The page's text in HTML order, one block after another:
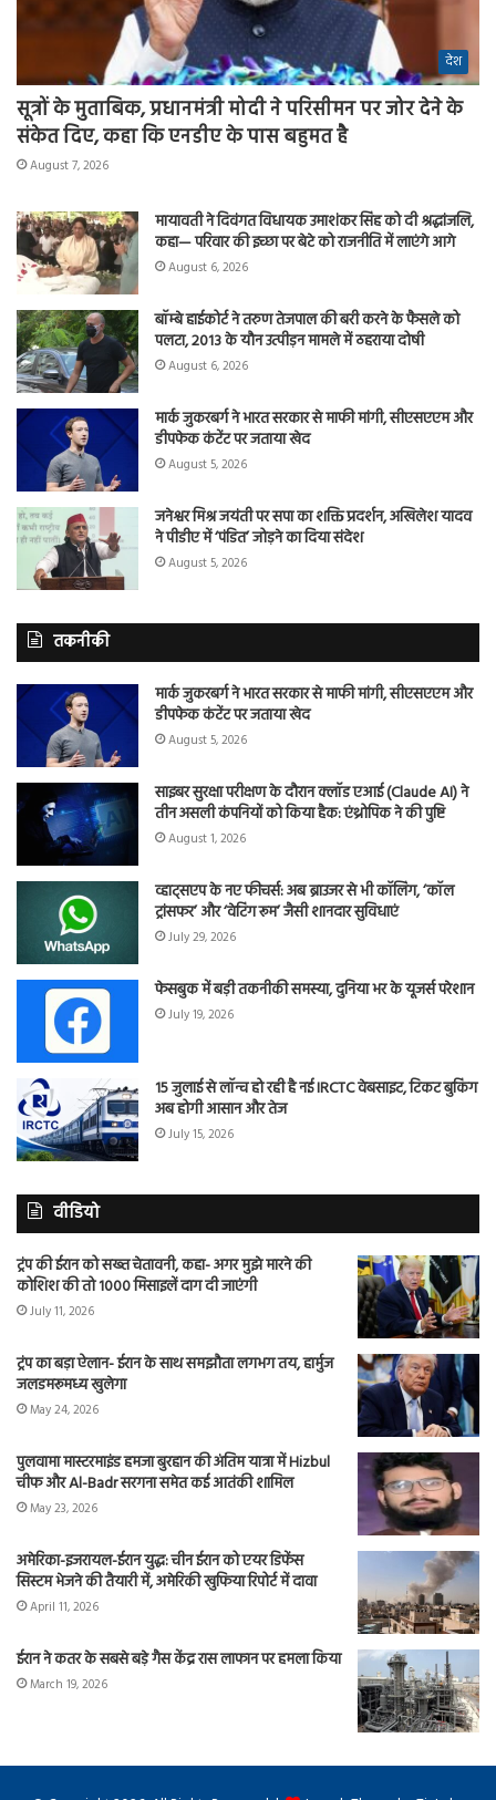
देश
सूत्रों के मुताबिक, प्रधानमंत्री मोदी ने परिसीमन पर जोर देने के
संकेत दिए, कहा कि एनडीए के पास बहुमत है
August 7, 2026
मायावती ने दिवंगत विधायक उमाशंकर सिंह को दी श्रद्धांजलि,
कहा— परिवार की इच्छा पर बेटे को राजनीति में लाएंगे आगे
August 6, 2026
बॉम्बे हाईकोर्ट ने तरुण तेजपाल की बरी करने के फैसले को
पलटा, 2013 के यौन उत्पीड़न मामले में ठहराया दोषी
August 6, 2026
मार्क जुकरबर्ग ने भारत सरकार से माफी मांगी, सीएसएएम और
डीपफेक कंटेंट पर जताया खेद
August 5, 2026
जनेश्वर मिश्र जयंती पर सपा का शक्ति प्रदर्शन, अखिलेश यादव
ने पीडीए में ‘पंडित’ जोड़ने का दिया संदेश
August 5, 2026
तकनीकी
मार्क जुकरबर्ग ने भारत सरकार से माफी मांगी, सीएसएएम और
डीपफेक कंटेंट पर जताया खेद
August 5, 2026
साइबर सुरक्षा परीक्षण के दौरान क्लॉड एआई (Claude AI) ने
तीन असली कंपनियों को किया हैक: एंथ्रोपिक ने की पुष्टि
August 1, 2026
व्हाट्सएप के नए फीचर्स: अब ब्राउजर से भी कॉलिंग, ‘कॉल
ट्रांसफर’ और ‘वेटिंग रूम’ जैसी शानदार सुविधाएं
July 29, 2026
फेसबुक में बड़ी तकनीकी समस्या, दुनिया भर के यूजर्स परेशान
July 19, 2026
15 जुलाई से लॉन्च हो रही है नई IRCTC वेबसाइट, टिकट बुकिंग
अब होगी आसान और तेज
July 15, 2026
वीडियो
ट्रंप की ईरान को सख्त चेतावनी, कहा- अगर मुझे मारने की
कोशिश की तो 1000 मिसाइलें दाग दी जाएंगी
July 11, 2026
ट्रंप का बड़ा ऐलान- ईरान के साथ समझौता लगभग तय, हार्मुज
जलडमरूमध्य खुलेगा
May 24, 2026
पुलवामा मास्टरमाइंड हमजा बुरहान की अंतिम यात्रा में Hizbul
चीफ और Al-Badr सरगना समेत कई आतंकी शामिल
May 23, 2026
अमेरिका-इजरायल-ईरान युद्ध: चीन ईरान को एयर डिफेंस
सिस्टम भेजने की तैयारी में, अमेरिकी खुफिया रिपोर्ट में दावा
April 11, 2026
ईरान ने कतर के सबसे बड़े गैस केंद्र रास लाफान पर हमला किया
March 19, 2026